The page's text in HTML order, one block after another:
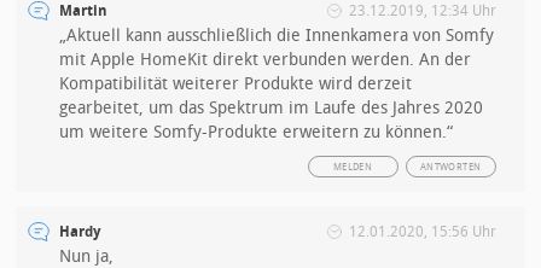
Martin 23.12.2019, 12:34 Uhr
„Aktuell kann ausschließlich die Innenkamera von Somfy
mit Apple HomeKit direkt verbunden werden. An der
Kompatibilität weiterer Produkte wird derzeit
gearbeitet, um das Spektrum im Laufe des Jahres 2020
um weitere Somfy-Produkte erweitern zu können.“
ANTWORTEN
MELDEN
Hardy 12.01.2020, 15:56 Uhr
Nun ja,